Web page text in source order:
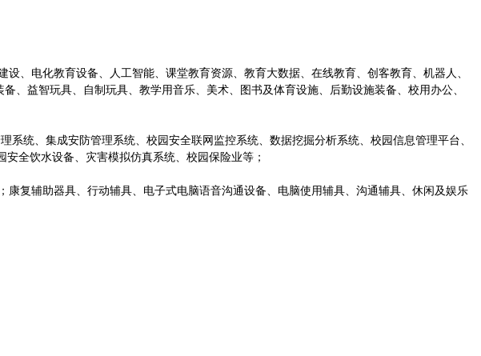
、电化教育设备、人工智能、课堂教育资源、教育大数据、在线教育、创客教育、机器人、
益智玩具、自制玩具、教学用音乐、美术、图书及体育设施、后勤设施装备、校用办公、
统、集成安防管理系统、校园安全联网监控系统、数据挖掘分析系统、校园信息管理平台、
全饮水设备、灾害模拟仿真系统、校园保险业等；
复辅助器具、行动辅具、电子式电脑语音沟通设备、电脑使用辅具、沟通辅具、休闲及娱乐